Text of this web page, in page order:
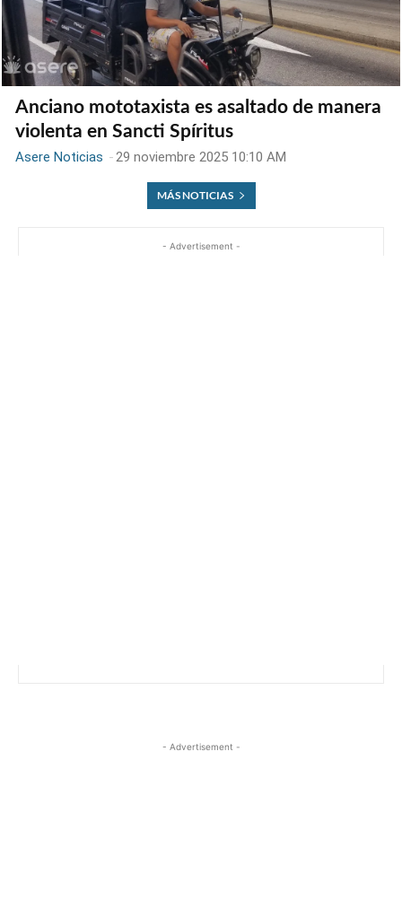
Anciano mototaxista es asaltado de manera
violenta en Sancti Spíritus
Asere Noticias - 29 noviembre 2025 10:10 AM
MÁS NOTICIAS
- Advertisement -
- Advertisement -